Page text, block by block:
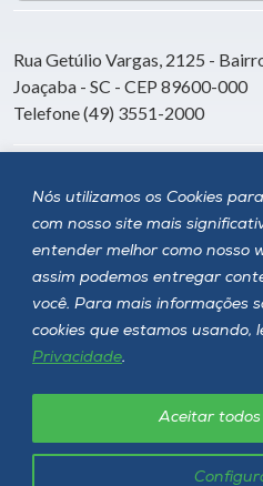
Nós utilizamos os Cookies
com nosso site mais
entender melhor como nosso
assim podemos entregar
você. Para mais informações
cookies que estamos usando,
Privacidade.
Aceitar todos
Rua Getúlio Vargas, 2125 -
Joaçaba - SC - CEP 89600-000
Telefone (49) 3551-2000
Siga a Unoesc
Unoesc © 2026 - Todos os direitos
Política de privacidade LGPD